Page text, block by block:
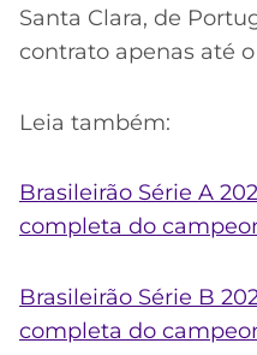
Santa Clara, de
contrato apenas até
Leia também:
Brasileirão Série A
completa do
Brasileirão Série B
completa do